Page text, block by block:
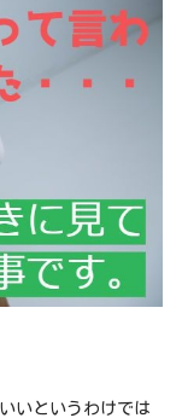
いというわけでは